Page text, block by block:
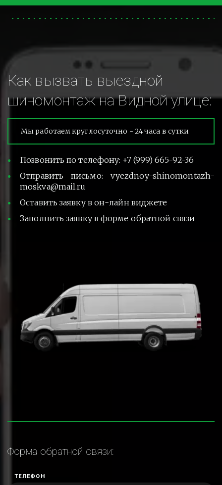
Как вызвать выездной
шиномонтаж на Видной улице:
Мы работаем круглосуточно - 24 часа в сутки
Позвонить по телефону: +7 (999) 665-92-36
Отправить письмо: vyezdnoy-shinomontazh-
moskva@mail.ru
Оставить заявку в он-лайн виджете
Заполнить заявку в форме обратной связи
Форма обратной связи:
ТЕЛЕФОН